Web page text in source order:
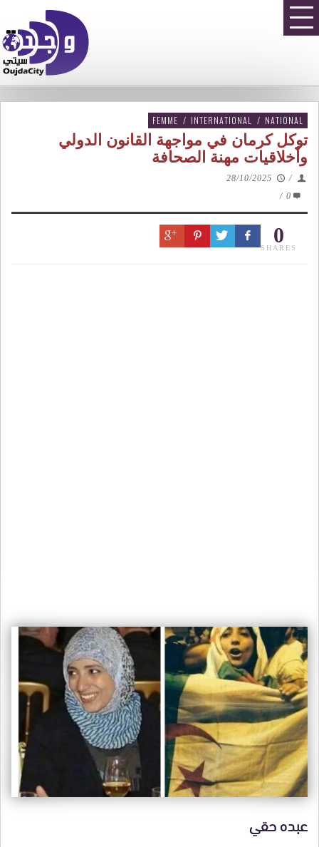
FEMME / INTERNATIONAL / NATIONAL
توكل كرمان في مواجهة القانون الدولي
وأخلاقيات مهنة الصحافة
/
28/10/2025
0
/
0
SHARES
عبده حقي